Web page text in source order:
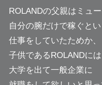
ROLANDの父親はミュ
自分の腕だけで稼ぐとい
仕事をしていたためか、
子供であるROLANDには
大学を出て一般企業に